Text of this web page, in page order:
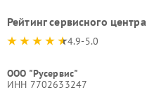
Рейтинг сервисного центра
4.9-5.0
ООО "Русервис"
ИНН 7702633247